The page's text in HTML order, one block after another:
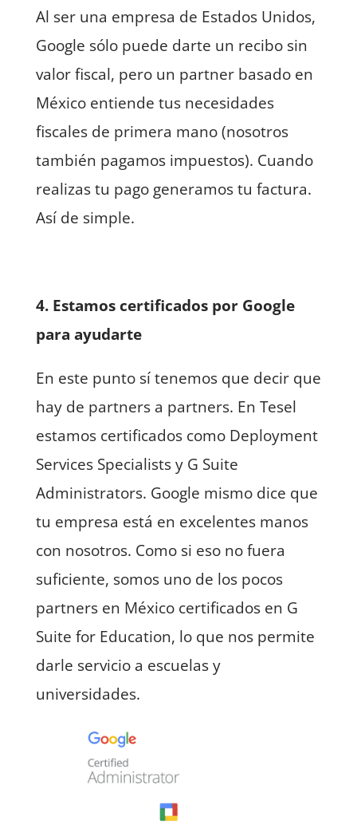
Al ser una empresa de Estados Unidos,
Google sólo puede darte un recibo sin
valor fiscal, pero un partner basado en
México entiende tus necesidades
fiscales de primera mano (nosotros
también pagamos impuestos). Cuando
realizas tu pago generamos tu factura.
Así de simple.
4. Estamos certificados por Google
para ayudarte
En este punto sí tenemos que decir que
hay de partners a partners. En Tesel
estamos certificados como Deployment
Services Specialists y G Suite
Administrators. Google mismo dice que
tu empresa está en excelentes manos
con nosotros. Como si eso no fuera
suficiente, somos uno de los pocos
partners en México certificados en G
Suite for Education, lo que nos permite
darle servicio a escuelas y
universidades.